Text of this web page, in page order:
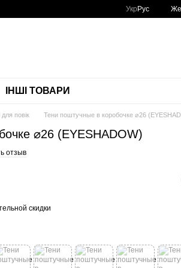
Укр Рус
ІНШІ ТОВАРИ
для повік Тени поштучные в коробочке ⌀26
⌀26 (EYESHADOW)
отзыв
скидки